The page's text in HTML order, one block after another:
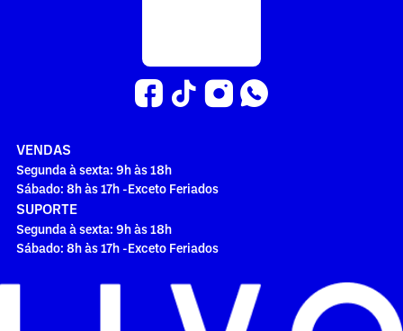
VENDAS
Segunda à sexta: 9h às 18h
Sábado: 8h às 17h -Exceto Feriados
SUPORTE
Segunda à sexta: 9h às 18h
Sábado: 8h às 17h -Exceto Feriados